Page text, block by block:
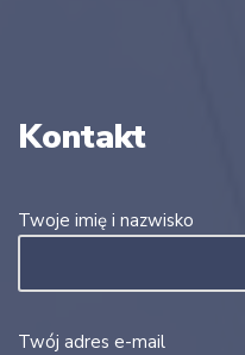
Kontakt
Twoje imię i nazwisko
Twój adres e-mail